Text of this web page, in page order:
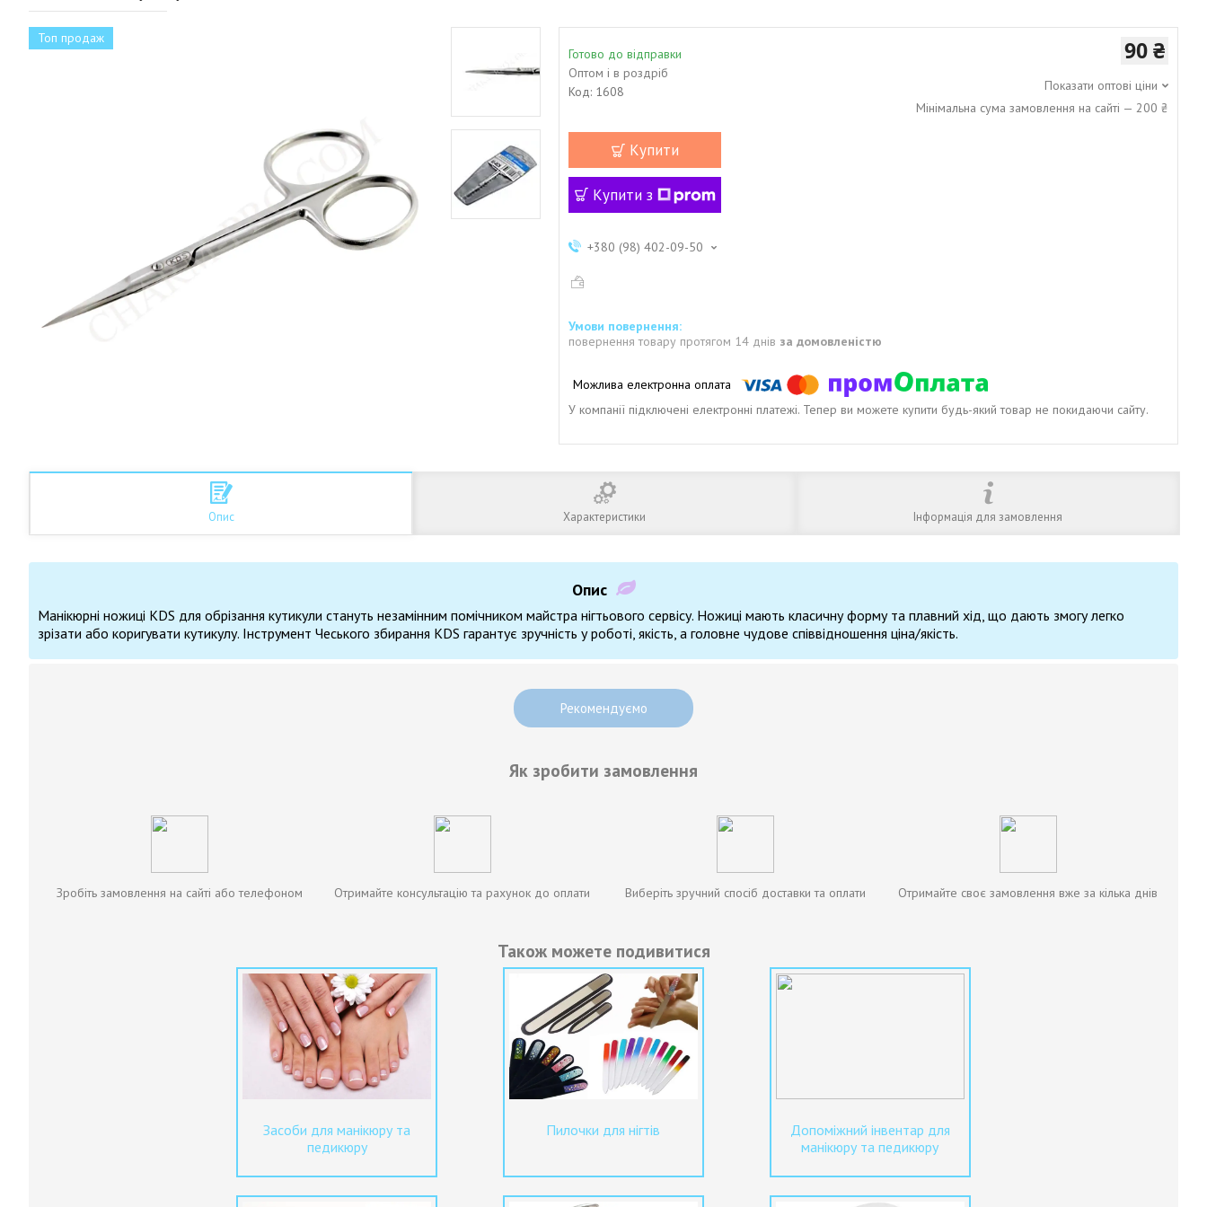
Топ продаж
Готово до відправки
Оптом і в роздріб
Код: 1608
90 ₴
Показати оптові ціни
Мінімальна сума замовлення на сайті — 200 ₴
Купити
Купити з
+380 (98) 402-09-50
повернення товару протягом 14 днів за домовленістю
У компанії підключені електронні платежі. Тепер ви можете купити будь-який товар не покидаючи сайту.
Опис Характеристики Інформація для замовлення
Опис
Манікюрні ножиці KDS для обрізання кутикули стануть незамінним помічником майстра нігтьового сервісу. Ножиці мають класичну форму та плавний хід, що дають змогу легко
зрізати або коригувати кутикулу. Інструмент Чеського збирання KDS гарантує зручність у роботі, якість, а головне чудове співвідношення ціна/якість.
Рекомендуємо
Як зробити замовлення
Зробіть замовлення на сайті або телефоном Отримайте консультацію та рахунок до оплати Виберіть зручний спосіб доставки та оплати Отримайте своє замовлення вже за кілька днів
Також можете подивитися
Засоби для манікюру та
педикюру
Пилочки для нігтів
Допоміжний інвентар для
манікюру та педикюру